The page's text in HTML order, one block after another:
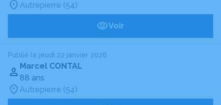
Autrepierre (54)
Voir
Publié le jeudi 22 janvier 2026
Marcel CONTAL
88 ans
Autrepierre (54)